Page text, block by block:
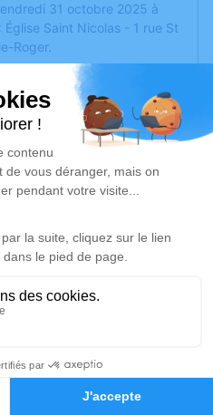
Hommages
31 octobre 2025 à
Église Saint Nicolas - 1 rue St
Roger.
espace pour laisser vos
souvenirs, une
à travers des poèmes
un lieu d'expression dédié à
DURAN.
de Beaumont-le-Roger
Je rends hommage